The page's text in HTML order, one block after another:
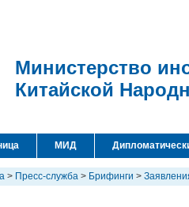
Министерство
Китайской
МИД
> Пресс-служба > Брифинги >